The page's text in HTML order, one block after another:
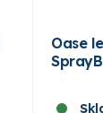
Oase